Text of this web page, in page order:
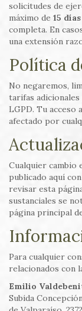
solicitudes de
máximo de 15
completa. En
una extensión
Política
No negaremos,
tarifas
LGPD. Tu acceso
afectado por
Cualquier cambio
publicado aquí
revisar esta
sustanciales se
página principal
Para cualquier
relacionados con
Emilio
Subida